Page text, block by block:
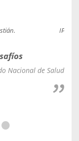
Nacional de Salud